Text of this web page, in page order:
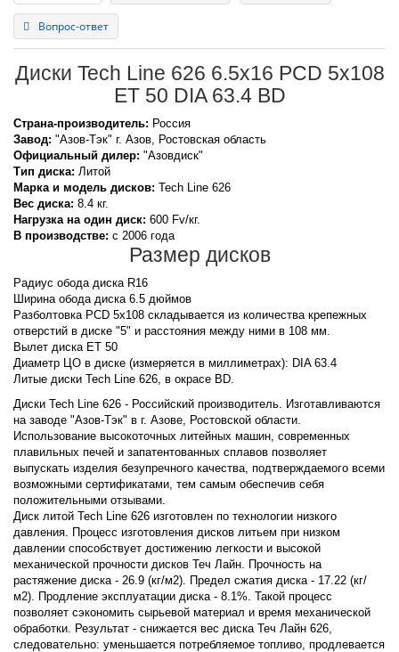
Вопрос-ответ
Диски Tech Line 626 6.5x16 PCD 5x108
ET 50 DIA 63.4 BD
Страна-производитель: Россия
Завод: "Азов-Тэк" г. Азов, Ростовская область
Официальный дилер: "Азовдиск"
Тип диска: Литой
Марка и модель дисков: Tech Line 626
Вес диска: 8.4 кг.
Нагрузка на один диск: 600 Fv/кг.
В производстве: с 2006 года
Размер дисков
Радиус обода диска R16
Ширина обода диска 6.5 дюймов
Разболтовка PCD 5x108 складывается из количества крепежных
отверстий в диске "5" и расстояния между ними в 108 мм.
Вылет диска ET 50
Диаметр ЦО в диске (измеряется в миллиметрах): DIA 63.4
Литые диски Tech Line 626, в окрасе BD.
Диски Tech Line 626 - Российский производитель. Изготавливаются
на заводе "Азов-Тэк" в г. Азове, Ростовской области.
Использование высокоточных литейных машин, современных
плавильных печей и запатентованных сплавов позволяет
выпускать изделия безупречного качества, подтверждаемого всеми
возможными сертификатами, тем самым обеспечив себя
положительными отзывами.
Диск литой Tech Line 626 изготовлен по технологии низкого
давления. Процесс изготовления дисков литьем при низком
давлении способствует достижению легкости и высокой
механической прочности дисков Теч Лайн. Прочность на
растяжение диска - 26.9 (кг/м2). Предел сжатия диска - 17.22 (кг/
м2). Продление эксплуатации диска - 8.1%. Такой процесс
позволяет сэкономить сырьевой материал и время механической
обработки. Результат - снижается вес диска Теч Лайн 626,
следовательно: уменьшается потребляемое топливо, продлевается